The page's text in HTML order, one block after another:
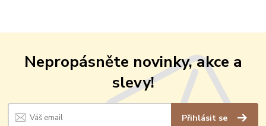
Nepropásněte novinky, akce a
slevy!
Přihlásit se